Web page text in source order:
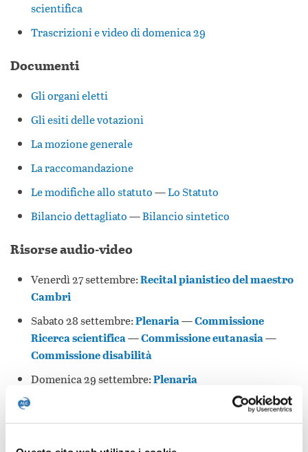
scientifica
Trascrizioni e video di domenica 29
Documenti
Gli organi eletti
Gli esiti delle votazioni
La mozione generale
La raccomandazione
Le modifiche allo statuto—Lo Statuto
Bilancio dettagliato—Bilancio sintetico
Risorse audio-video
Venerdì 27 settembre:Recital pianistico del maestro
Cambri
Sabato 28 settembre:Plenaria—Commissione
Ricerca scientifica—Commissione eutanasia—
Commissione disabilità
Domenica 29 settembre:Plenaria
Immagini dal Congresso